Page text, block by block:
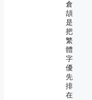
倉
頡
是
把
繁
體
字
優
先
排
在